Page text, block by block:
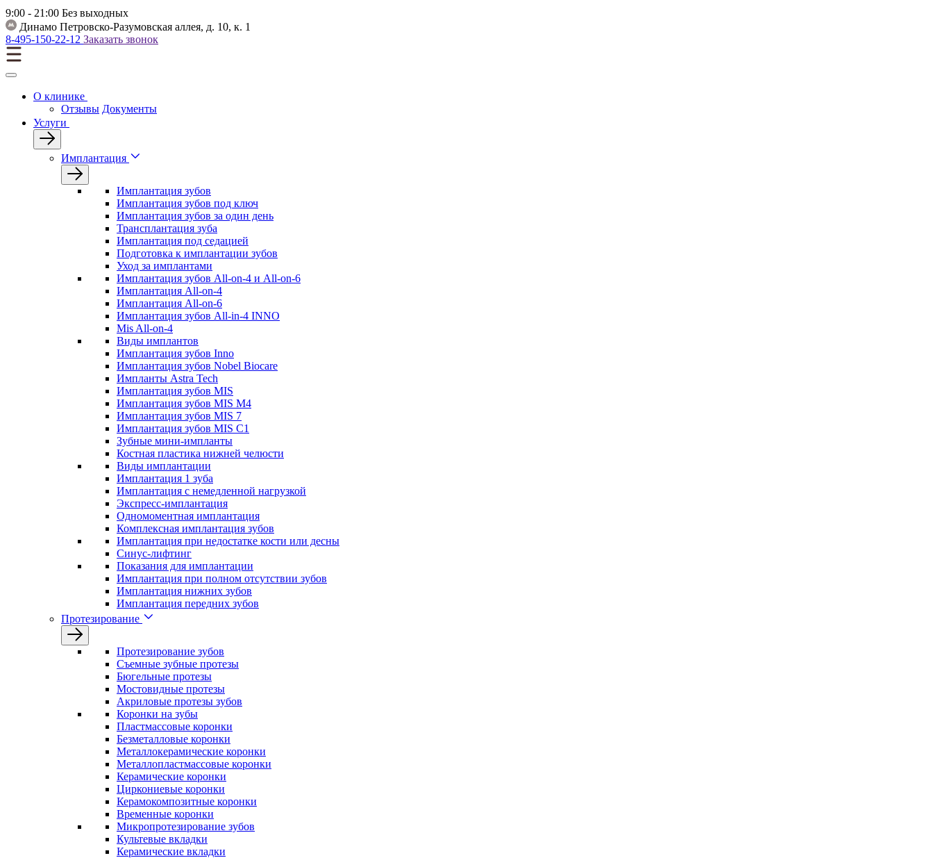
9:00 - 21:00 Без выходных
Динамо Петровско-Разумовская аллея, д. 10, к. 1
8-495-150-22-12 Заказать звонок
О клинике
Отзывы Документы
Услуги
Имплантация
Имплантация зубов
Имплантация зубов под ключ
Имплантация зубов за один день
Трансплантация зуба
Имплантация под седацией
Подготовка к имплантации зубов
Уход за имплантами
Имплантация зубов All-on-4 и All-on-6
Имплантация All-on-4
Имплантация All-on-6
Имплантация зубов All-in-4 INNO
Mis All-on-4
Виды имплантов
Имплантация зубов Inno
Имплантация зубов Nobel Biocare
Импланты Astra Tech
Имплантация зубов MIS
Имплантация зубов MIS M4
Имплантация зубов MIS 7
Имплантация зубов MIS C1
Зубные мини-импланты
Костная пластика нижней челюсти
Виды имплантации
Имплантация 1 зуба
Имплантация с немедленной нагрузкой
Экспресс-имплантация
Одномоментная имплантация
Комплексная имплантация зубов
Имплантация при недостатке кости или десны
Синус-лифтинг
Показания для имплантации
Имплантация при полном отсутствии зубов
Имплантация нижних зубов
Имплантация передних зубов
Протезирование
Протезирование зубов
Съемные зубные протезы
Бюгельные протезы
Мостовидные протезы
Акриловые протезы зубов
Коронки на зубы
Пластмассовые коронки
Безметалловые коронки
Металлокерамические коронки
Металлопластмассовые коронки
Керамические коронки
Циркониевые коронки
Керамокомпозитные коронки
Временные коронки
Микропротезирование зубов
Культевые вкладки
Керамические вкладки